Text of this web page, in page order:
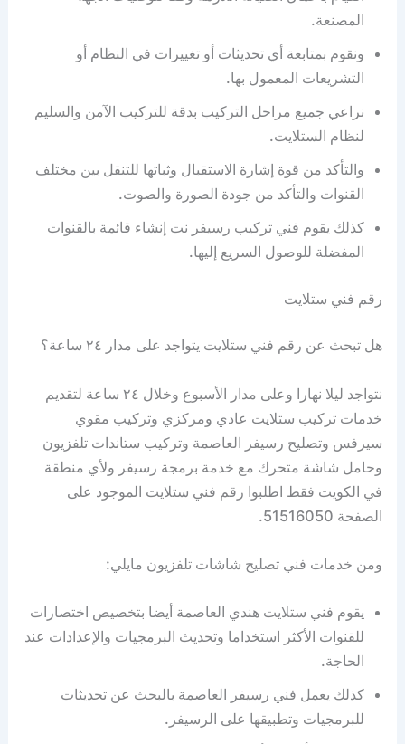
المصنعة.
ونقوم بمتابعة أي تحديثات أو تغييرات في النظام أو
التشريعات المعمول بها.
نراعي جميع مراحل التركيب بدقة للتركيب الآمن والسليم
لنظام الستلايت.
والتأكد من قوة إشارة الاستقبال وثباتها للتنقل بين مختلف
القنوات والتأكد من جودة الصورة والصوت.
كذلك يقوم فني تركيب رسيفر نت إنشاء قائمة بالقنوات
المفضلة للوصول السريع إليها.
رقم فني ستلايت
هل تبحث عن رقم فني ستلايت يتواجد على مدار ٢٤ ساعة؟
نتواجد ليلا نهارا وعلى مدار الأسبوع وخلال ٢٤ ساعة لتقديم
خدمات تركيب ستلايت عادي ومركزي وتركيب مقوي
سيرفس وتصليح رسيفر العاصمة وتركيب ستاندات تلفزيون
وحامل شاشة متحرك مع خدمة برمجة رسيفر ولأي منطقة
في الكويت فقط اطلبوا رقم فني ستلايت الموجود على
الصفحة 51516050.
ومن خدمات فني تصليح شاشات تلفزيون مايلي:
يقوم فني ستلايت هندي العاصمة أيضا بتخصيص اختصارات
للقنوات الأكثر استخداما وتحديث البرمجيات والإعدادات عند
الحاجة.
كذلك يعمل فني رسيفر العاصمة بالبحث عن تحديثات
للبرمجيات وتطبيقها على الرسيفر.